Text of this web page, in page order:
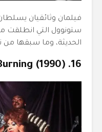
فيلمان وثائقيان
ستونوول التي انطلقت
الحديثة، وما سبقها من
16. Paris is Burning (1990)